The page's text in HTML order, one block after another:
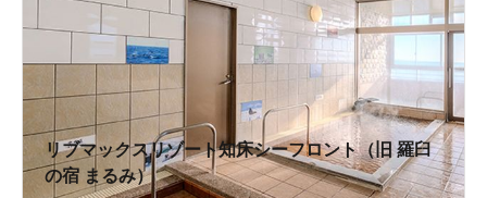
リブマックスリゾート知床シーフロント（旧 羅臼
の宿 まるみ）